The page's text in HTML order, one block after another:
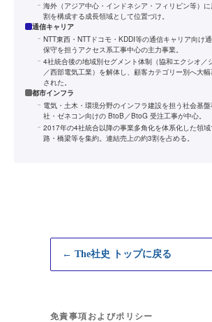
海外（アジア中心・インドネシア・フィリピン等）
割を構成する成長領域として位置づけ。
通信キャリア
NTT東西・NTTドコモ・KDDI等の通信キャリア向け
保守を担うアクセス系工事中心の主力事業。
4社統合後の地域別セグメント体制（協和エクシオ／
／西部電気工業）を解体し、顧客カテゴリー別へ大
された。
都市インフラ
電気・土木・環境分野のインフラ建設を担う社会基
社・ゼネコン向けの BtoB／BtoG 受注工事が中心。
2017年の4社統合以降の事業多角化を体系化した領
路・橋梁等を集約。連結売上の約3割を占める。
← The社史 トップに戻る
免責事項およびポリシー